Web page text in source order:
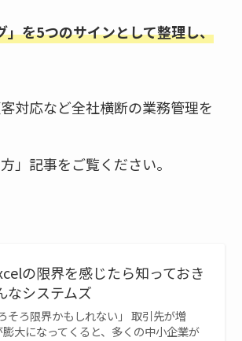
」を5つのサインとして整理し、
対応など全社横断の業務管理を
」記事をご覧ください。
の限界を感じたら知っておき
なシステムズ
そろ限界かもしれない」 取引先が増
大になってくると、多くの中小企業が